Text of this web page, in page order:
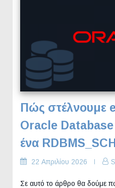
Πώς στέλνουμε
Oracle Database
ένα
22 Απριλίου 2026
Σε αυτό το άρθρο θα δούμε